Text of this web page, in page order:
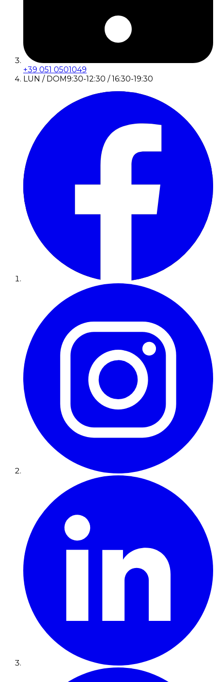
+39 051 0501049
LUN / DOM9:30-12:30 / 16:30-19:30